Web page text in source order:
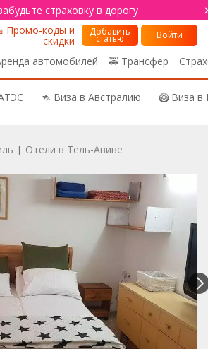
страховку в дорогу
автомобилей 🚕 Трансфер
Промо-коды и
скидки
Добавить
статью Войти
🦘 Виза в Австралию 🥝 Виза
| Отели в Тель-Авиве